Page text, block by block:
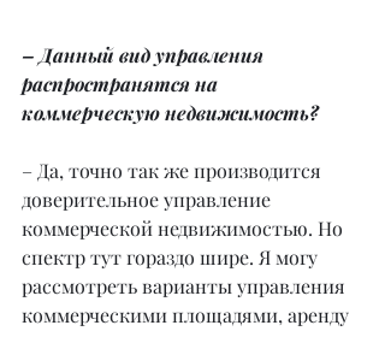
– Данный вид управления
распространятся на
коммерческую недвижимость?
– Да, точно так же производится
доверительное управление
коммерческой недвижимостью. Но
спектр тут гораздо шире. Я могу
рассмотреть варианты управления
коммерческими площадями, аренду